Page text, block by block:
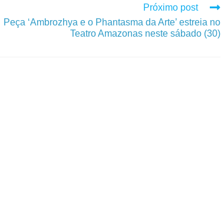
Próximo post
Peça ‘Ambrozhya e o Phantasma da Arte’ estreia no
Teatro Amazonas neste sábado (30)